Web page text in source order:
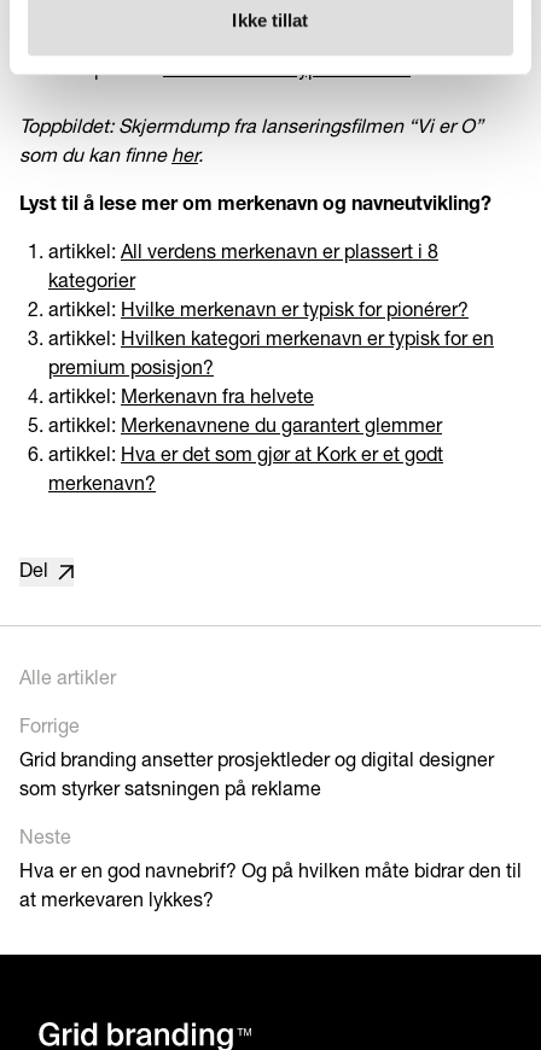
Ikke tillat
Toppbildet: Skjermdump fra lanseringsfilmen “Vi er O”
som du kan finne her.
Lyst til å lese mer om merkenavn og navneutvikling?
artikkel: All verdens merkenavn er plassert i 8
kategorier
artikkel: Hvilke merkenavn er typisk for pionérer?
artikkel: Hvilken kategori merkenavn er typisk for en
premium posisjon?
artikkel: Merkenavn fra helvete
artikkel: Merkenavnene du garantert glemmer
artikkel: Hva er det som gjør at Kork er et godt
merkenavn?
Del
Alle artikler
Forrige
Grid branding ansetter prosjektleder og digital designer
som styrker satsningen på reklame
Neste
Hva er en god navnebrif? Og på hvilken måte bidrar den til
at merkevaren lykkes?